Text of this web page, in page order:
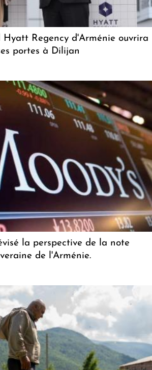
Hyatt Regency d'Arménie ouvrira
portes à Dilijan
la perspective de la note
de l'Arménie.